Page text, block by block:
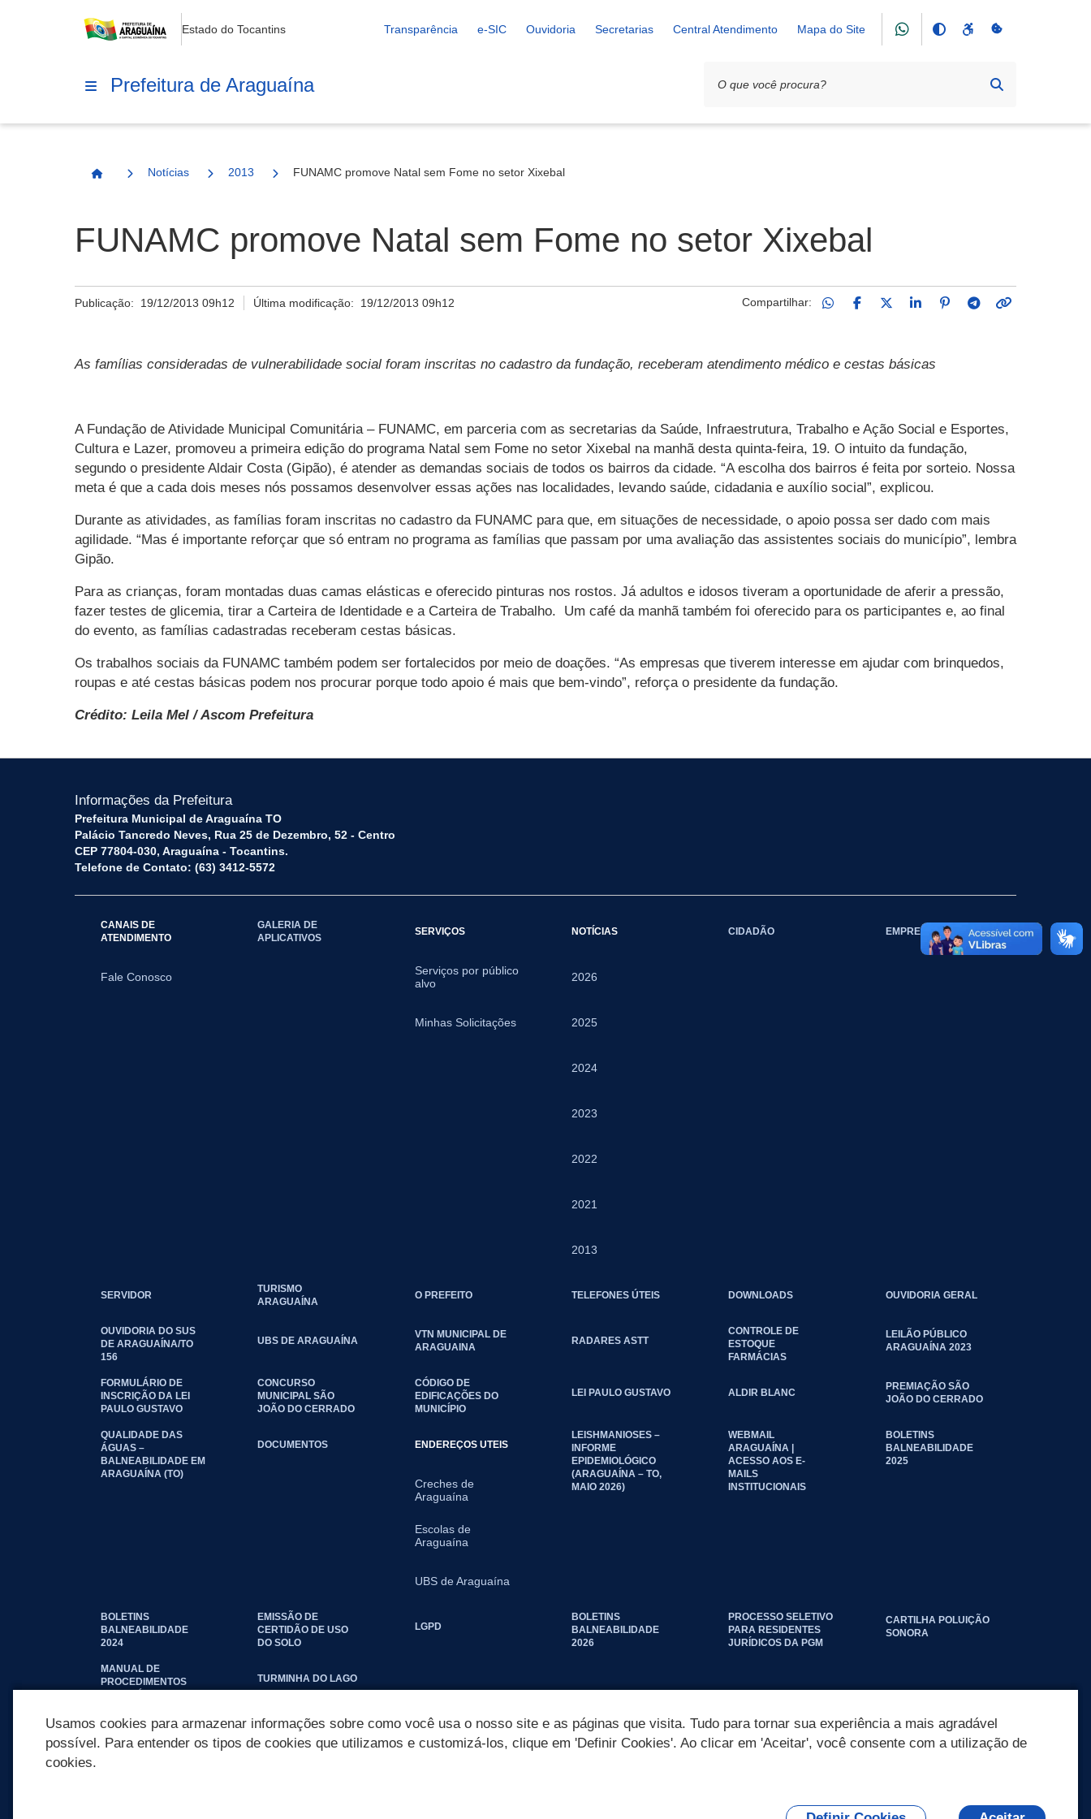
Estado do Tocantins Transparência e-SIC Ouvidoria Secretarias Central Atendimento Mapa do Site
Prefeitura de Araguaína
Página Inicial
Notícias 2013 FUNAMC promove Natal sem Fome no setor Xixebal
FUNAMC promove Natal sem Fome no setor Xixebal
Publicação: 19/12/2013 09h12 Última modificação: 19/12/2013 09h12 Compartilhar:
As famílias consideradas de vulnerabilidade social foram inscritas no cadastro da fundação, receberam atendimento médico e cestas básicas
A Fundação de Atividade Municipal Comunitária – FUNAMC, em parceria com as secretarias da Saúde, Infraestrutura, Trabalho e Ação Social e Esportes,
Cultura e Lazer, promoveu a primeira edição do programa Natal sem Fome no setor Xixebal na manhã desta quinta-feira, 19. O intuito da fundação,
segundo o presidente Aldair Costa (Gipão), é atender as demandas sociais de todos os bairros da cidade. “A escolha dos bairros é feita por sorteio. Nossa
meta é que a cada dois meses nós possamos desenvolver essas ações nas localidades, levando saúde, cidadania e auxílio social”, explicou.
Durante as atividades, as famílias foram inscritas no cadastro da FUNAMC para que, em situações de necessidade, o apoio possa ser dado com mais
agilidade. “Mas é importante reforçar que só entram no programa as famílias que passam por uma avaliação das assistentes sociais do município”, lembra
Gipão.
Para as crianças, foram montadas duas camas elásticas e oferecido pinturas nos rostos. Já adultos e idosos tiveram a oportunidade de aferir a pressão,
fazer testes de glicemia, tirar a Carteira de Identidade e a Carteira de Trabalho. Um café da manhã também foi oferecido para os participantes e, ao final
do evento, as famílias cadastradas receberam cestas básicas.
Os trabalhos sociais da FUNAMC também podem ser fortalecidos por meio de doações. “As empresas que tiverem interesse em ajudar com brinquedos,
roupas e até cestas básicas podem nos procurar porque todo apoio é mais que bem-vindo”, reforça o presidente da fundação.
Crédito: Leila Mel / Ascom Prefeitura
Informações da Prefeitura
Prefeitura Municipal de Araguaína TO
Palácio Tancredo Neves, Rua 25 de Dezembro, 52 - Centro
CEP 77804-030, Araguaína - Tocantins.
Telefone de Contato: (63) 3412-5572
CANAIS DE
ATENDIMENTO
Fale Conosco
GALERIA DE
APLICATIVOS
SERVIÇOS
Serviços por público
alvo
Minhas Solicitações
NOTÍCIAS
2026
2025
2024
2023
2022
2021
2013
CIDADÃO EMPRESAS
SERVIDOR
TURISMO
ARAGUAÍNA
O PREFEITO TELEFONES ÚTEIS DOWNLOADS OUVIDORIA GERAL
OUVIDORIA DO SUS
DE ARAGUAÍNA/TO
156
UBS DE ARAGUAÍNA
VTN MUNICIPAL DE
ARAGUAINA
RADARES ASTT
CONTROLE DE
ESTOQUE
FARMÁCIAS
LEILÃO PÚBLICO
ARAGUAÍNA 2023
FORMULÁRIO DE
INSCRIÇÃO DA LEI
PAULO GUSTAVO
CONCURSO
MUNICIPAL SÃO
JOÃO DO CERRADO
CÓDIGO DE
EDIFICAÇÕES DO
MUNICÍPIO
LEI PAULO GUSTAVO ALDIR BLANC
PREMIAÇÃO SÃO
JOÃO DO CERRADO
QUALIDADE DAS
ÁGUAS –
BALNEABILIDADE EM
ARAGUAÍNA (TO)
DOCUMENTOS ENDEREÇOS UTEIS
Creches de
Araguaína
Escolas de
Araguaína
UBS de Araguaína
LEISHMANIOSES –
INFORME
EPIDEMIOLÓGICO
(ARAGUAÍNA – TO,
MAIO 2026)
WEBMAIL
ARAGUAÍNA |
ACESSO AOS E-
MAILS
INSTITUCIONAIS
BOLETINS
BALNEABILIDADE
2025
BOLETINS
BALNEABILIDADE
2024
EMISSÃO DE
CERTIDÃO DE USO
DO SOLO
LGPD
BOLETINS
BALNEABILIDADE
2026
PROCESSO SELETIVO
PARA RESIDENTES
JURÍDICOS DA PGM
CARTILHA POLUIÇÃO
SONORA
MANUAL DE
PROCEDIMENTOS
TURMINHA DO LAGO
Usamos cookies para armazenar informações sobre como você usa o nosso site e as páginas que visita. Tudo para tornar sua experiência a mais agradável
possível. Para entender os tipos de cookies que utilizamos e customizá-los, clique em 'Definir Cookies'. Ao clicar em 'Aceitar', você consente com a utilização de
cookies.